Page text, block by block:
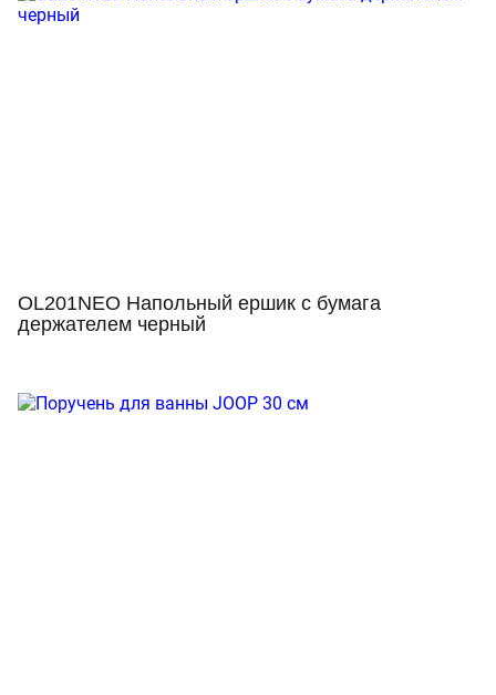
OL201NEO Напольный ершик с бумага
держателем черный